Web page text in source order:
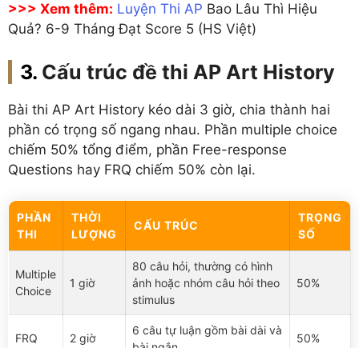
>>> Xem thêm: Luyện Thi AP Bao Lâu Thì Hiệu
Quả? 6-9 Tháng Đạt Score 5 (HS Việt)
Cấu trúc đề thi AP Art History
Bài thi AP Art History kéo dài 3 giờ, chia thành hai
phần có trọng số ngang nhau. Phần multiple choice
chiếm 50% tổng điểm, phần Free-response
Questions hay FRQ chiếm 50% còn lại.
PHẦN
THI
THỜI
LƯỢNG
CẤU TRÚC
TRỌNG
SỐ
Multiple
Choice
1 giờ
80 câu hỏi, thường có hình
ảnh hoặc nhóm câu hỏi theo
stimulus
50%
FRQ 2 giờ
6 câu tự luận gồm bài dài và
50%